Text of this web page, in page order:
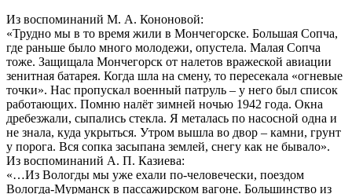
Из воспоминаний М. А. Кононовой:
«Трудно мы в то время жили в Мончегорске. Большая Сопча,
где раньше было много молодежи, опустела. Малая Сопча
тоже. Защищала Мончегорск от налетов вражеской авиации
зенитная батарея. Когда шла на смену, то пересекала «огневые
точки». Нас пропускал военный патруль – у него был список
работающих. Помню налёт зимней ночью 1942 года. Окна
дребезжали, сыпались стекла. Я металась по насосной одна и
не знала, куда укрыться. Утром вышла во двор – камни, грунт
у порога. Вся сопка засыпана землей, снегу как не бывало».
Из воспоминаний А. П. Казиева:
«…Из Вологды мы уже ехали по-человечески, поездом
Вологда-Мурманск в пассажирском вагоне. Большинство из